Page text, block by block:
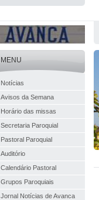
MENU
Notícias
Avisos da Semana
Horário das missas
Secretaria Paroquial
Pastoral Paroquial
Auditório
Calendário Pastoral
Grupos Paroquiais
Jornal Notícias de Avanca